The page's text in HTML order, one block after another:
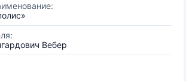
Вебер